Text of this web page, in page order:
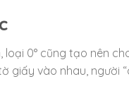
loại 0° cũng tạo nên
giấy vào nhau, người